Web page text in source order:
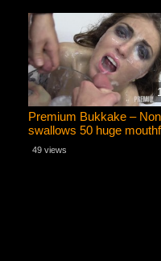
Premium Bukkake –
swallows 50 huge
cum loads
49 views